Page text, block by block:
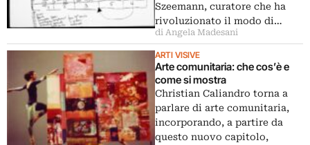
Szeemann, curatore che ha
rivoluzionato il modo di…
di Angela Madesani
ARTI VISIVE
Arte comunitaria: che cos’è e
come si mostra
Christian Caliandro torna a
parlare di arte comunitaria,
incorporando, a partire da
questo nuovo capitolo,